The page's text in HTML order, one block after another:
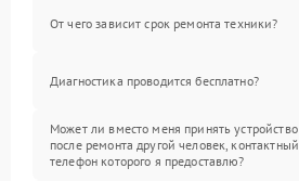
От чего зависит срок ремонта техники?
Диагностика проводится бесплатно?
Может ли вместо меня принять устройство
после ремонта другой человек, контактный
телефон которого я предоставлю?